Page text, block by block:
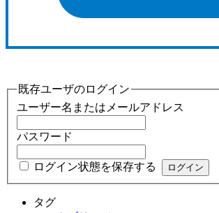
既存ユーザのログイン
ユーザー名またはメールアドレス
パスワード
ログイン状態を保存する
タグ